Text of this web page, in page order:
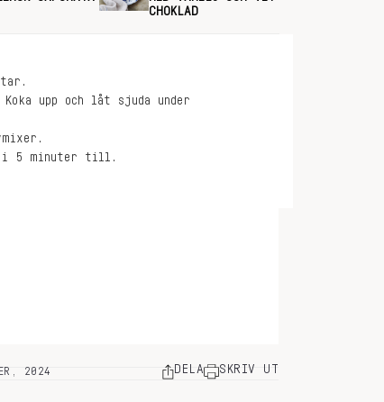
CHOKLAD
upp och låt sjuda under
i 5 minuter till.
2024 DELA SKRIV UT